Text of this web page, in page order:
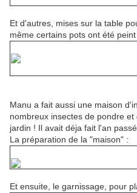
Et d'autres, mises sur la table
même certains pots ont été
Manu a fait aussi une maison
nombreux insectes de pondre
jardin ! Il avait déja fait l'an
La préparation de la "maison" :
Et ensuite, le garnissage, pour